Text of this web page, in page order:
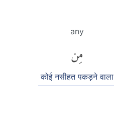
any
مِن
कोई नसीहत पकड़ने वाला